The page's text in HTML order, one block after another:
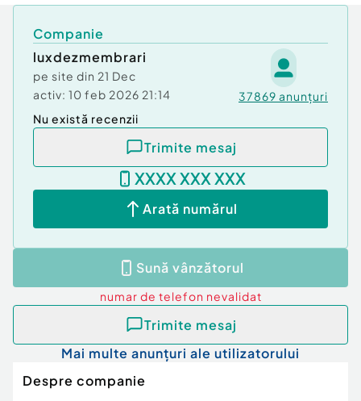
Companie
luxdezmembrari
pe site din 21 Dec
activ: 10 feb 2026 21:14 37869 anunțuri
Nu există recenzii
Trimite mesaj
XXXX XXX XXX
Arată numărul
Sună vânzătorul
numar de telefon nevalidat
Trimite mesaj
Mai multe anunțuri ale utilizatorului
Despre companie